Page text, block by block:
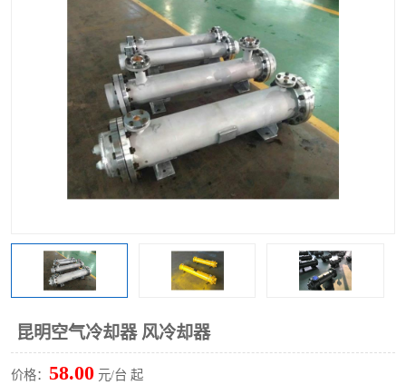
昆明空气冷却器 风冷却器
价格： 58.00 元/台 起